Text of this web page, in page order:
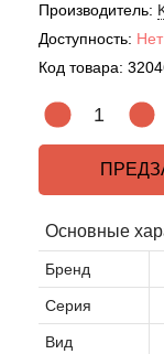
Производитель:
Доступность:
Код товара:
Основные
Бренд
Серия
Вид
Acca Kappa
Acqua di Parma
Acqua di
Aedes de
Aerin Lauder
Статьи